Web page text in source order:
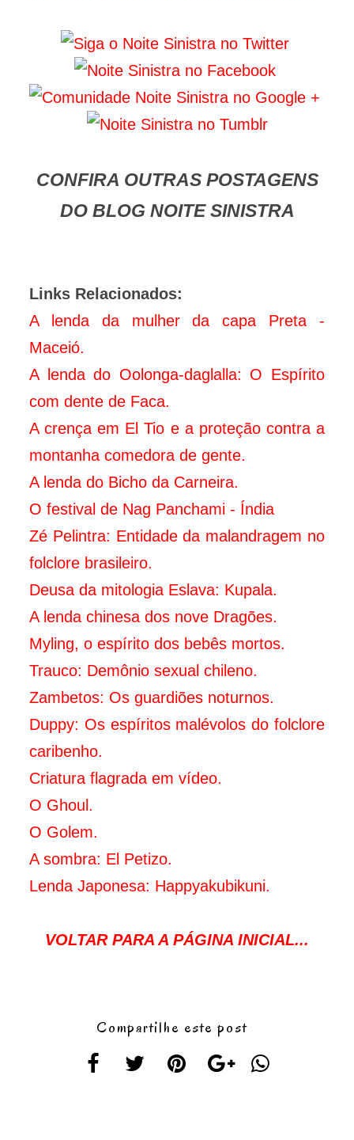
CONFIRA OUTRAS POSTAGENS
DO BLOG NOITE SINISTRA
Links Relacionados:
A lenda da mulher da capa Preta -
Maceió.
A lenda do Oolonga-daglalla: O Espírito
com dente de Faca.
A crença em El Tio e a proteção contra a
montanha comedora de gente.
A lenda do Bicho da Carneira.
O festival de Nag Panchami - Índia
Zé Pelintra: Entidade da malandragem no
folclore brasileiro.
Deusa da mitologia Eslava: Kupala.
A lenda chinesa dos nove Dragões.
Myling, o espírito dos bebês mortos.
Trauco: Demônio sexual chileno.
Zambetos: Os guardiões noturnos.
Duppy: Os espíritos malévolos do folclore
caribenho.
Criatura flagrada em vídeo.
O Ghoul.
O Golem.
A sombra: El Petizo.
Lenda Japonesa: Happyakubikuni.
VOLTAR PARA A PÁGINA INICIAL...
Compartilhe este post